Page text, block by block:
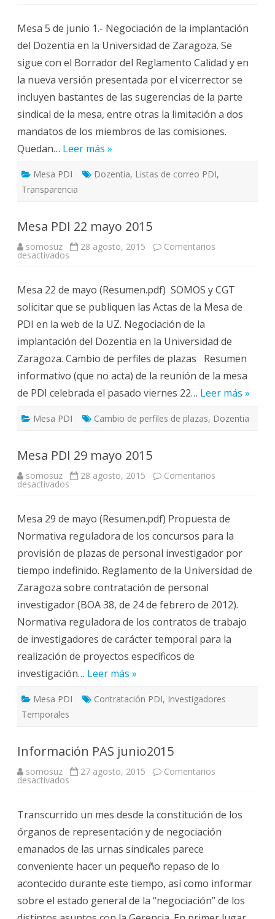
junio
2015
Mesa 5 de junio 1.- Negociación de la implantación
del Dozentia en la Universidad de Zaragoza. Se
sigue con el Borrador del Reglamento Calidad y en
la nueva versión presentada por el vicerrector se
incluyen bastantes de las sugerencias de la parte
sindical de la mesa, entre otras la limitación a dos
mandatos de los miembros de las comisiones.
Quedan… Leer más »
Mesa PDI Dozentia, Listas de correo PDI,
Transparencia
Mesa PDI 22 mayo 2015
somosuz 28 agosto, 2015 Comentarios
desactivadosen
mayo
2015
Mesa 22 de mayo (Resumen.pdf) SOMOS y CGT
solicitar que se publiquen las Actas de la Mesa de
PDI en la web de la UZ. Negociación de la
implantación del Dozentia en la Universidad de
Zaragoza. Cambio de perfiles de plazas Resumen
informativo (que no acta) de la reunión de la mesa
de PDI celebrada el pasado viernes 22… Leer más »
Mesa PDI Cambio de perfiles de plazas, Dozentia
Mesa PDI 29 mayo 2015
somosuz 28 agosto, 2015 Comentarios
desactivadosen
mayo
2015
Mesa 29 de mayo (Resumen.pdf) Propuesta de
Normativa reguladora de los concursos para la
provisión de plazas de personal investigador por
tiempo indefinido. Reglamento de la Universidad de
Zaragoza sobre contratación de personal
investigador (BOA 38, de 24 de febrero de 2012).
Normativa reguladora de los contratos de trabajo
de investigadores de carácter temporal para la
realización de proyectos específicos de
investigación… Leer más »
Mesa PDI Contratación PDI, Investigadores
Temporales
Información PAS junio2015
somosuz 27 agosto, 2015 Comentarios
desactivadosen
Transcurrido un mes desde la constitución de los
órganos de representación y de negociación
emanados de las urnas sindicales parece
conveniente hacer un pequeño repaso de lo
acontecido durante este tiempo, así como informar
sobre el estado general de la “negociación” de los